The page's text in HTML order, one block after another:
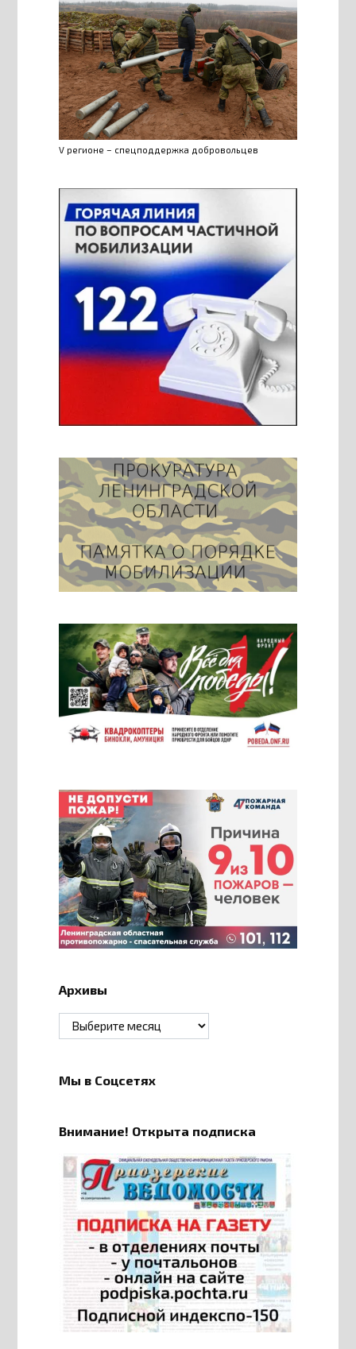
V регионе – спецподдержка добровольцев
Архивы
Архивы
Мы в Соцсетях
Внимание! Открыта подписка